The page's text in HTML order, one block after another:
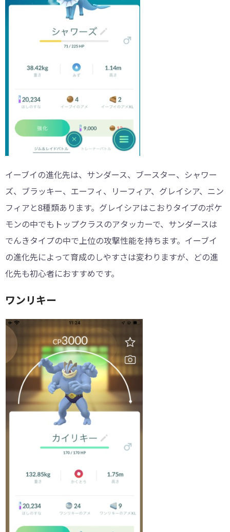
イーブイの進化先は、サンダース、ブースター、シャワー
ズ、ブラッキー、エーフィ、リーフィア、グレイシア、ニン
フィアと8種類あります。グレイシアはこおりタイプのポケ
モンの中でもトップクラスのアタッカーで、サンダースは
でんきタイプの中で上位の攻撃性能を持ちます。イーブイ
の進化先によって育成のしやすさは変わりますが、どの進
化先も初心者におすすめです。
ワンリキー